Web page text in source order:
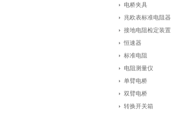
电桥夹具
兆欧表标准电阻器
接地电阻检定装置
恒速器
标准电阻
电阻测量仪
单臂电桥
双臂电桥
转换开关箱